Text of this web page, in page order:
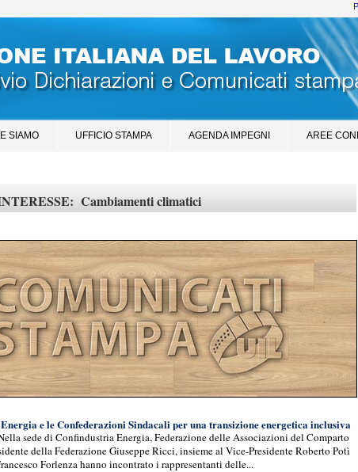
SIAMO UFFICIO STAMPA AGENDA IMPEGNI AREE
Cambiamenti climatici
e le Confederazioni Sindacali per una transizione energetica inclusiva
sede di Confindustria Energia, Federazione delle Associazioni del Comparto
della Federazione Giuseppe Ricci, insieme al Vice-Presidente Roberto Potì
Forlenza hanno incontrato i rappresentanti delle...